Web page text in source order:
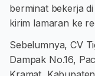
berminat bekerja
kirim lamaran ke
Sebelumnya, CV
Dampak No.16,